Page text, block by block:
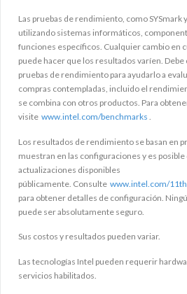
Las pruebas de rendimiento, como SYSmark
utilizando sistemas informáticos,
funciones específicos. Cualquier cambio en
puede hacer que los resultados varíen.
pruebas de rendimiento para ayudarlo a
compras contempladas, incluido el
se combina con otros productos. Para
visite www.intel.com/benchmarks
Los resultados de rendimiento se basan en
muestran en las configuraciones y es
actualizaciones disponibles
públicamente. Consulte www.intel.com/
para obtener detalles de configuración.
puede ser absolutamente seguro.
Sus costos y resultados pueden variar.
Las tecnologías Intel pueden requerir
servicios habilitados.